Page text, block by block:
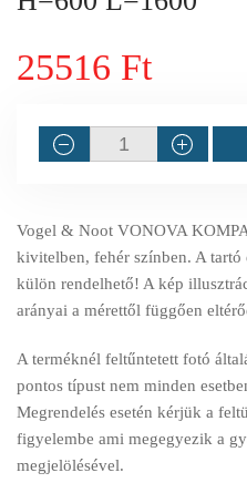
25516 Ft
Vogel & Noot VONOVA
kivitelben, fehér színben. A tartó
külön rendelhető! A kép
arányai a mérettől függően
A terméknél feltűntetett fotó
pontos típust nem minden
Megrendelés esetén kérjük a
figyelembe ami megegyezik a
megjelölésével.